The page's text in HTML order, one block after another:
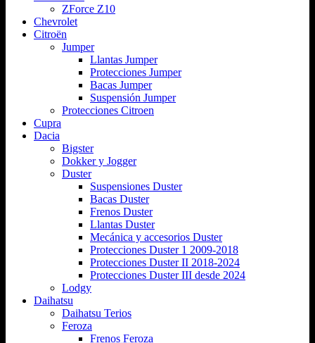
ZForce Z10
Chevrolet
Citroën
Jumper
Llantas Jumper
Protecciones Jumper
Bacas Jumper
Suspensión Jumper
Protecciones Citroen
Cupra
Dacia
Bigster
Dokker y Jogger
Duster
Suspensiones Duster
Bacas Duster
Frenos Duster
Llantas Duster
Mecánica y accesorios Duster
Protecciones Duster 1 2009-2018
Protecciones Duster II 2018-2024
Protecciones Duster III desde 2024
Lodgy
Daihatsu
Daihatsu Terios
Feroza
Frenos Feroza